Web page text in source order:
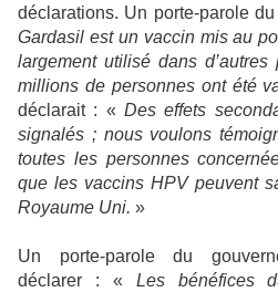
déclarations. Un porte-parole
Gardasil est un vaccin mis au
largement utilisé dans
millions de personnes ont été
déclarait : « Des effets
signalés ; nous voulons
toutes les personnes
que les vaccins HPV peuvent
Royaume Uni. »
Un porte-parole du
déclarer : « Les bénéfices